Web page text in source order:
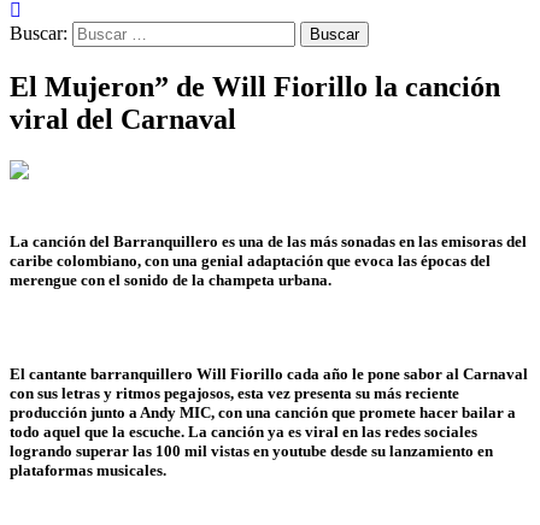
Buscar:
El Mujeron” de Will Fiorillo la canción
viral del Carnaval
La canción del Barranquillero es una de las más sonadas en las emisoras del
caribe colombiano, con una genial adaptación que evoca las épocas del
merengue con el sonido de la champeta urbana.
El cantante barranquillero Will Fiorillo cada año le pone sabor al Carnaval
con sus letras y ritmos pegajosos, esta vez presenta su más reciente
producción junto a Andy MIC, con una canción que promete hacer bailar a
todo aquel que la escuche. La canción ya es viral en las redes sociales
logrando superar las 100 mil vistas en youtube desde su lanzamiento en
plataformas musicales.